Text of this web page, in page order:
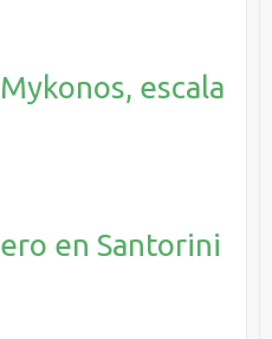
escala
en Santorini